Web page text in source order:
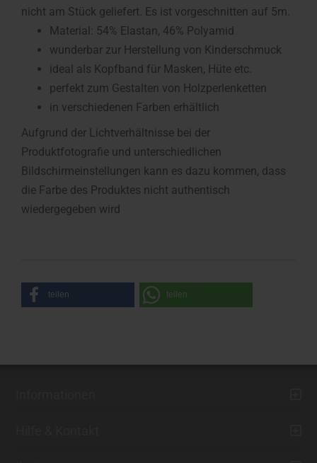
nicht am Stück geliefert. Es ist vorgeschnitten auf 5m.
Material: 54% Elastan, 46% Polyamid
wunderbar zur Herstellung von Kinderschmuck
ideal als Kopfband für Masken, Hüte etc.
perfekt zum Gestalten von Holzperlenketten
in verschiedenen Farben erhältlich
Aufgrund der Lichtverhältnisse bei der
Produktfotografie und unterschiedlichen
Bildschirmeinstellungen kann es dazu kommen, dass
die Farbe des Produktes nicht authentisch
wiedergegeben wird
teilen teilen